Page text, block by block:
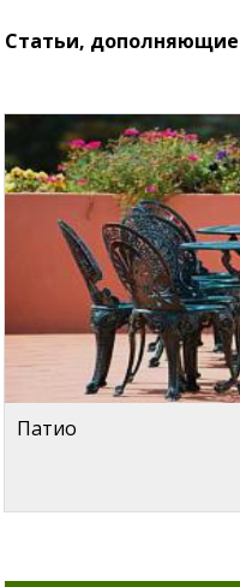
Статьи,
Патио